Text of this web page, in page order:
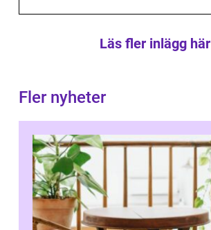
Läs fler inlägg här
Fler nyheter